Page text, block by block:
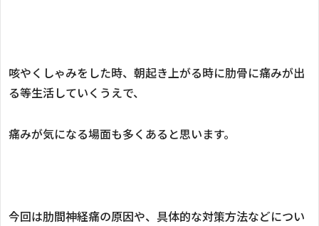
咳やくしゃみをした時、朝起き上がる時に肋骨に痛みが出
る等生活していくうえで、
痛みが気になる場面も多くあると思います。
今回は肋間神経痛の原因や、具体的な対策方法などについ